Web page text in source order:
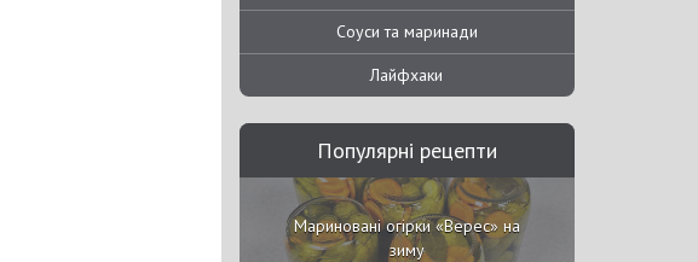
Соуси та маринади
Лайфхаки
Популярні рецепти
Мариновані огірки «Верес» на
зиму